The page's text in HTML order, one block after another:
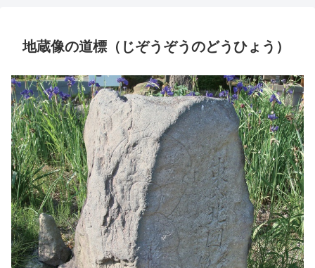
地蔵像の道標（じぞうぞうのどうひょう）